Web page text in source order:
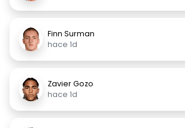
Finn Surman
hace 1d
Zavier Gozo
hace 1d